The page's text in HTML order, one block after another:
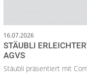
16.07.2026
STÄUBLI
AGVS
Stäubli präsentiert mit